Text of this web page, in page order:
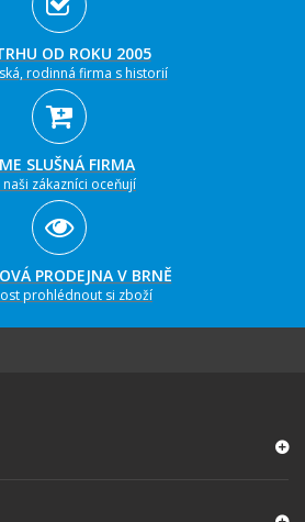
OD ROKU 2005
rodinná firma s historií
SLUŠNÁ FIRMA
naši zákazníci oceňují
PRODEJNA V BRNĚ
prohlédnout si zboží